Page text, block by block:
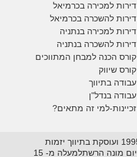
דירות למכירה בכרמיאל
דירות להשכרה בכרמיאל
דירות למכירה בנתניה
דירות להשכרה בנתניה
קורס הכנה למבחן המתווכים
קורס שיווק
עבודה בתיווך
עבודה בנדל"ן
זכיינות-למי זה מתאים?
רשת "אל-הנכס" נוסדה בשנת 1995 ועוסקת בתיווך יזמות
ושיווק נדל"ן על סוגיו השונים. כיום מונה הרשתלמעלה מ- 15